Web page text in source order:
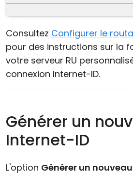
Consultez Configurer le
pour des instructions sur la
votre serveur RU
connexion Internet-ID.
Générer un
Internet-ID
L'option Générer un